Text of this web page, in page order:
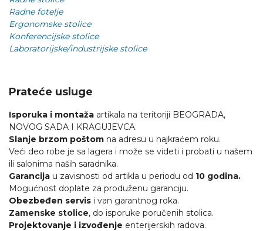
Radne fotelje
Ergonomske stolice
Konferencijske stolice
Laboratorijske/industrijske stolice
Prateće usluge
Isporuka i montaža artikala na teritoriji BEOGRADA,
NOVOG SADA I KRAGUJEVCA.
Slanje brzom poštom na adresu u najkraćem roku.
Veći deo robe je sa lagera i može se videti i probati u našem
ili salonima naših saradnika.
Garancija u zavisnosti od artikla u periodu od 10 godina.
Mogućnost doplate za produženu garanciju.
Obezbeđen servis i van garantnog roka.
Zamenske stolice, do isporuke poručenih stolica.
Projektovanje i izvođenje enterijerskih radova.